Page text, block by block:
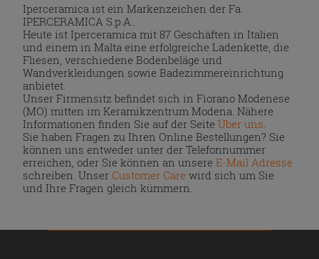
Iperceramica ist ein Markenzeichen der Fa.
IPERCERAMICA S.p.A..
Heute ist Iperceramica mit 87 Geschäften in Italien
und einem in Malta eine erfolgreiche Ladenkette, die
Fliesen, verschiedene Bodenbeläge und
Wandverkleidungen sowie Badezimmereinrichtung
anbietet.
Unser Firmensitz befindet sich in Fiorano Modenese
(MO) mitten im Keramikzentrum Modena. Nähere
Informationen finden Sie auf der Seite Über uns
Sie haben Fragen zu Ihren Online Bestellungen? Sie
können uns entweder unter der Telefonnummer
erreichen, oder Sie können an unsereE-Mail Adresse
schreiben. UnserCustomer Care wird sich um Sie
und Ihre Fragen gleich kümmern.